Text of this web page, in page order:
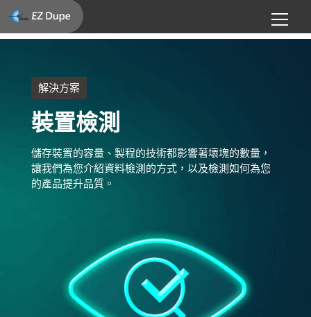
解決方案
裝置檢測
儲存裝置的容量、製程的技術都影響著壞塊的數量，
讓我們為您介紹資料檢測的方式，以及檢測如何為您
的產品提升品質。